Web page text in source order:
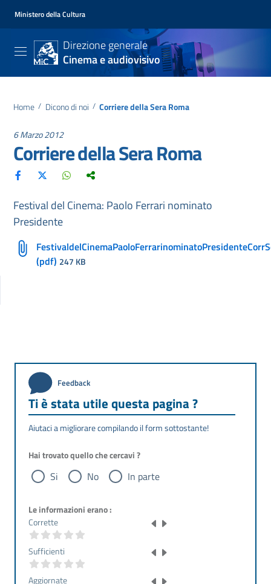
Ministero della Cultura
Direzione generale
Cinema e audiovisivo
Home / Dicono di noi / Corriere della Sera Roma
6 Marzo 2012
Corriere della Sera Roma
Festival del Cinema: Paolo Ferrari nominato
Presidente
(pdf) 247 KB
Feedback
Ti è stata utile questa pagina ?
Aiutaci a migliorare compilando il form sottostante!
Hai trovato quello che cercavi ?
Si No In parte
Le informazioni erano :
Corrette
Sufficienti
Aggiornate